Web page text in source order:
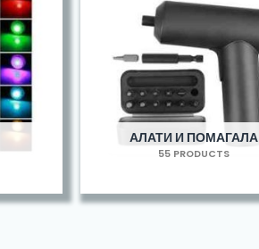
АЛАТИ И ПОМАГАЛА
55 PRODUCTS